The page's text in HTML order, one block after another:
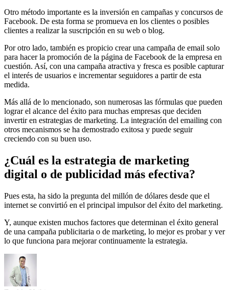
Otro método importante es la inversión en campañas y concursos de
Facebook. De esta forma se promueva en los clientes o posibles
clientes a realizar la suscripción en su web o blog.
Por otro lado, también es propicio crear una campaña de email solo
para hacer la promoción de la página de Facebook de la empresa en
cuestión. Así, con una campaña atractiva y fresca es posible capturar
el interés de usuarios e incrementar seguidores a partir de esta
medida.
Más allá de lo mencionado, son numerosas las fórmulas que pueden
lograr el alcance del éxito para muchas empresas que deciden
invertir en estrategias de marketing. La integración del emailing con
otros mecanismos se ha demostrado exitosa y puede seguir
creciendo con su buen uso.
¿Cuál es la estrategia de marketing
digital o de publicidad más efectiva?
Pues esta, ha sido la pregunta del millón de dólares desde que el
internet se convirtió en el principal impulsor del éxito del marketing.
Y, aunque existen muchos factores que determinan el éxito general
de una campaña publicitaria o de marketing, lo mejor es probar y ver
lo que funciona para mejorar continuamente la estrategia.